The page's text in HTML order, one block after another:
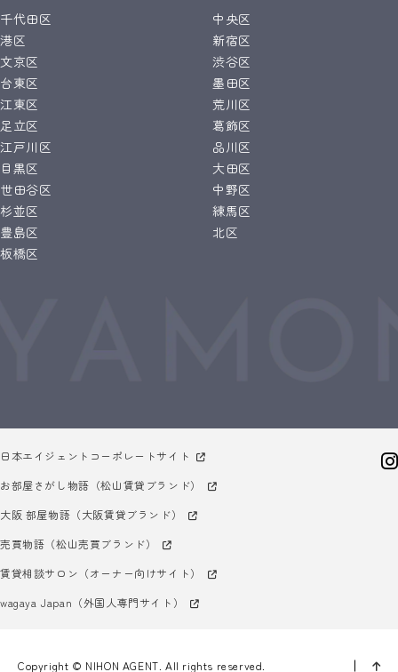
千代田区
中央区
港区
新宿区
文京区
渋谷区
台東区
墨田区
江東区
荒川区
足立区
葛飾区
江戸川区
品川区
目黒区
大田区
世田谷区
中野区
杉並区
練馬区
豊島区
北区
板橋区
日本エイジェントコーポレートサイト
お部屋さがし物語（松山賃貸ブランド）
大阪 部屋物語（大阪賃貸ブランド）
売買物語（松山売買ブランド）
賃貸相談サロン（オーナー向けサイト）
wagaya Japan（外国人専門サイト）
Copyright © NIHON AGENT. All rights reserved.